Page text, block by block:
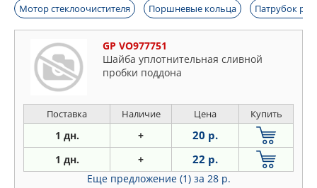
Мотор стеклоочистителя
Поршневые кольца Патрубок
GP VO977751
Шайба уплотнительная сливной
пробки поддона
Поставка Наличие Цена Купить
1 дн. + 20 р.
1 дн. + 22 р.
Еще предложение (1) за 28 р.